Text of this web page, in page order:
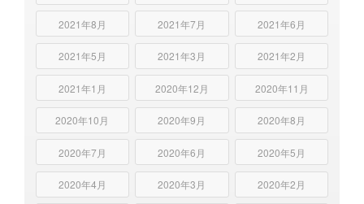
2021年8月 2021年7月 2021年6月
2021年5月 2021年3月 2021年2月
2021年1月 2020年12月 2020年11月
2020年10月 2020年9月 2020年8月
2020年7月 2020年6月 2020年5月
2020年4月 2020年3月 2020年2月